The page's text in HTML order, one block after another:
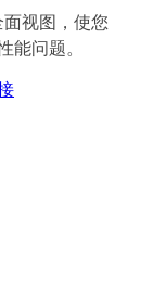
视图，使您
能问题。